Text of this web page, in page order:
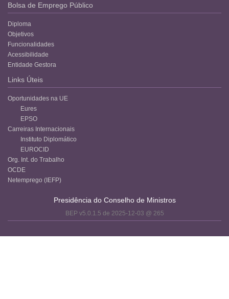
Bolsa de Emprego Público
Diploma
Objetivos
Funcionalidades
Acessibilidade
Entidade Gestora
Links Úteis
Oportunidades na UE
Eures
EPSO
Carreiras Internacionais
Instituto Diplomático
EUROCID
Org. Int. do Trabalho
OCDE
Netemprego (IEFP)
Presidência do Conselho de Ministros
BEP v5.0.1.5 de 2025-12-03 @ 265